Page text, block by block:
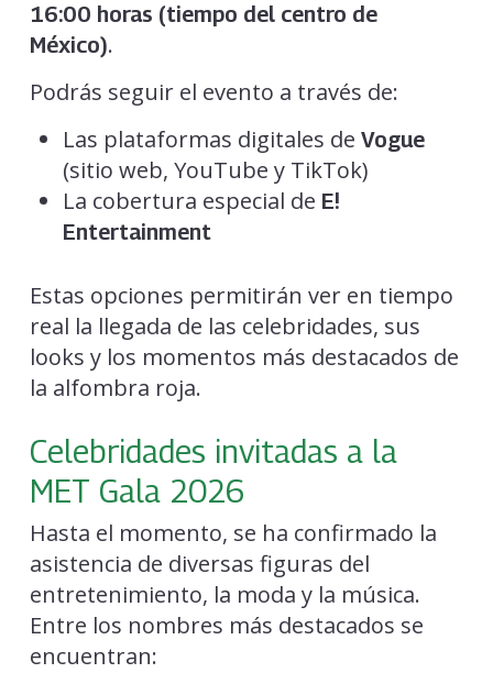
16:00 horas (tiempo del centro de
México).
Podrás seguir el evento a través de:
Las plataformas digitales de Vogue
(sitio web, YouTube y TikTok)
La cobertura especial de E!
Entertainment
Estas opciones permitirán ver en tiempo
real la llegada de las celebridades, sus
looks y los momentos más destacados de
la alfombra roja.
Celebridades invitadas a la
MET Gala 2026
Hasta el momento, se ha confirmado la
asistencia de diversas figuras del
entretenimiento, la moda y la música.
Entre los nombres más destacados se
encuentran: